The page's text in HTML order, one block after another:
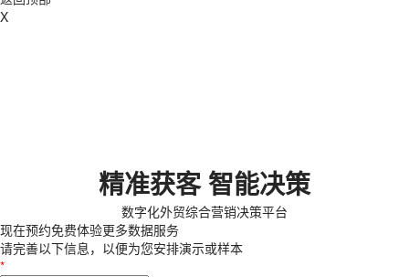
X
精准获客 智能决策
数字化外贸综合营销决策平台
现在预约免费体验更多数据服务
请完善以下信息，以便为您安排演示或样本
*